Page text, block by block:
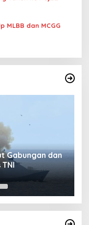
MLBB dan MCGG
Gabungan dan